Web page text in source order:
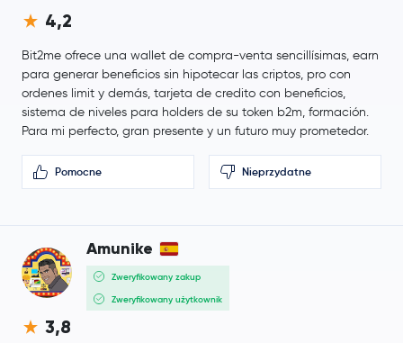
4,2
Bit2me ofrece una wallet de compra-venta sencillísimas, earn
para generar beneficios sin hipotecar las criptos, pro con
ordenes limit y demás, tarjeta de credito con beneficios,
sistema de niveles para holders de su token b2m, formación.
Para mi perfecto, gran presente y un futuro muy prometedor.
Pomocne Nieprzydatne
Amunike
Zweryfikowany zakup
Zweryfikowany użytkownik
3,8